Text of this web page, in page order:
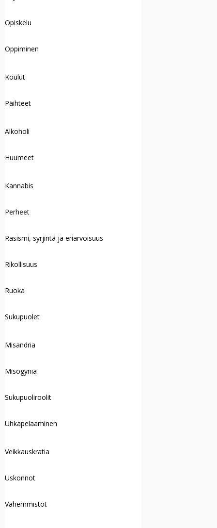
Opiskelu
Oppiminen
Koulut
Päihteet
Alkoholi
Huumeet
Kannabis
Perheet
Rasismi, syrjintä ja eriarvoisuus
Rikollisuus
Ruoka
Sukupuolet
Misandria
Misogynia
Sukupuoliroolit
Uhkapelaaminen
Veikkauskratia
Uskonnot
Vähemmistöt